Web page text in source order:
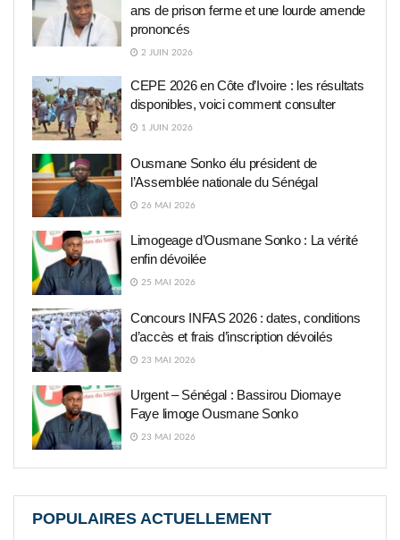
ans de prison ferme et une lourde amende
prononcés
2 JUIN 2026
CEPE 2026 en Côte d’Ivoire : les résultats
disponibles, voici comment consulter
1 JUIN 2026
Ousmane Sonko élu président de
l’Assemblée nationale du Sénégal
26 MAI 2026
Limogeage d’Ousmane Sonko : La vérité
enfin dévoilée
25 MAI 2026
Concours INFAS 2026 : dates, conditions
d’accès et frais d’inscription dévoilés
23 MAI 2026
Urgent – Sénégal : Bassirou Diomaye
Faye limoge Ousmane Sonko
23 MAI 2026
POPULAIRES ACTUELLEMENT